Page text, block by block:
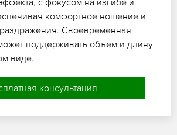
комфортное ношение и
раздражения. Своевременная
поддерживать объем и длину
виде.
консультация